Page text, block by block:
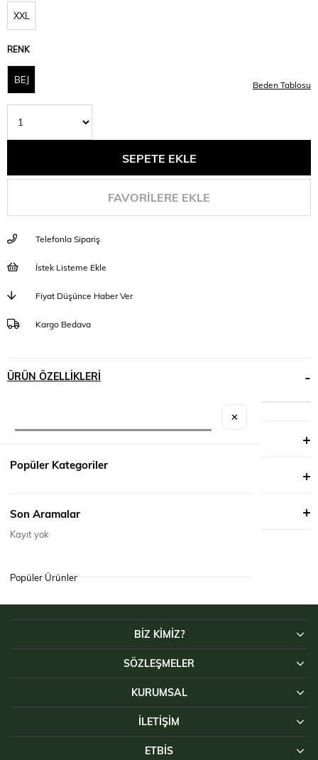
XXL
RENK
BEJ Beden Tablosu
FAVORILERE EKLE
Telefonla Sipariş
İstek Listeme Ekle
Fiyat Düşünce Haber Ver
Kargo Bedava
ÜRÜN ÖZELLIKLERI
ÖDEME SEÇENEKLERI
ÜRÜN ÖNERILERI
BİZ KİMİZ?
SÖZLEŞMELER
KURUMSAL
İLETIŞIM
ETBİS
✕
Popüler Kategoriler
Son Aramalar
Kayıt yok
Popüler Ürünler